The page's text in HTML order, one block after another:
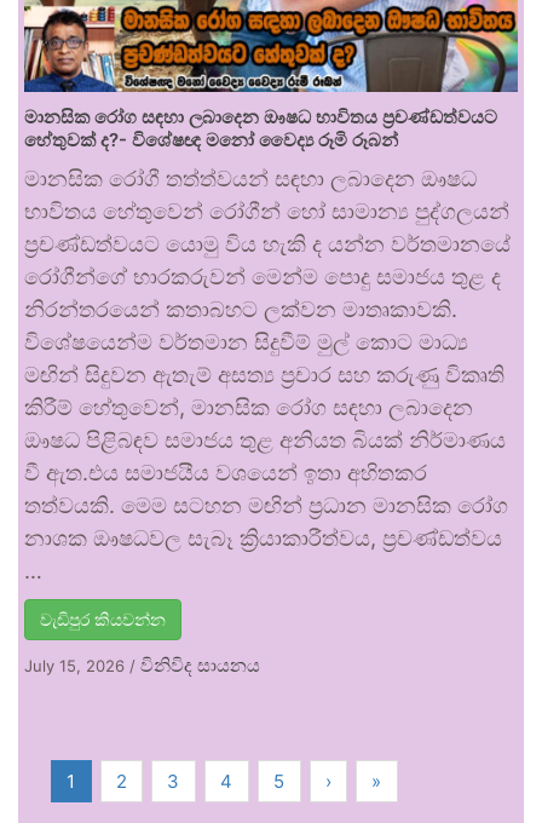
මානසික රෝග සඳහා ලබාදෙන ඖෂධ භාවිතය ප්‍රචණ්ඩත්වයට
හේතුවක් ද?- විශේෂඥ මනෝ වෛද්‍ය රූමි රූබන්
මානසික රෝගී තත්ත්වයන් සඳහා ලබාදෙන ඖෂධ
භාවිතය හේතුවෙන් රෝගීන් හෝ සාමාන්‍ය පුද්ගලයන්
ප්‍රචණ්ඩත්වයට යොමු විය හැකි ද යන්න වර්තමානයේ
රෝගීන්ගේ භාරකරුවන් මෙන්ම පොදු සමාජය තුළ ද
නිරන්තරයෙන් කතාබහට ලක්වන මාතෘකාවකි.
විශේෂයෙන්ම වර්තමාන සිදුවීම් මුල් කොට මාධ්‍ය
මඟින් සිදුවන ඇතැම් අසත්‍ය ප්‍රචාර සහ කරුණු විකෘති
කිරීම් හේතුවෙන්, මානසික රෝග සඳහා ලබාදෙන
ඖෂධ පිළිබඳව සමාජය තුළ අනියත බියක් නිර්මාණය
වී ඇත.එය සමාජයීය වශයෙන් ඉතා අහිතකර
තත්වයකි. මෙම සටහන මඟින් ප්‍රධාන මානසික රෝග
නාශක ඖෂධවල සැබෑ ක්‍රියාකාරීත්වය, ප්‍රචණ්ඩත්වය
…
වැඩිපුර කියවන්න
July 15, 2026 / විනිවිද සායනය
1 2 3 4 5 › »